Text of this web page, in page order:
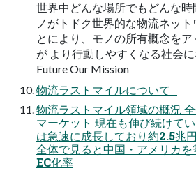
世界中どんな場所でもどんな
ノがトドク世界的な物流ネッ
とにより、モノの所有概念を
が より行動しやすくなる社会
Future Our Mission
物流ラストマイルについて
物流ラストマイル領域の概況
マーケット 現在も伸び続けて
は急速に成長しており約2.5兆
全体で見ると中国・アメリカ
EC化率